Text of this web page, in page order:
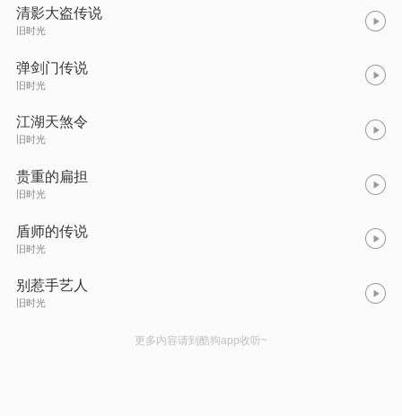
清影大盗传说
旧时光
弹剑门传说
旧时光
江湖天煞令
旧时光
贵重的扁担
旧时光
盾师的传说
旧时光
别惹手艺人
旧时光
更多内容请到酷狗app收听~